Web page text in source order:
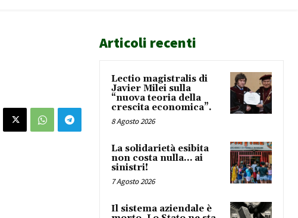
Articoli recenti
Lectio magistralis di
Javier Milei sulla
“nuova teoria della
crescita economica”.
8 Agosto 2026
La solidarietà esibita
non costa nulla… ai
sinistri!
7 Agosto 2026
Il sistema aziendale è